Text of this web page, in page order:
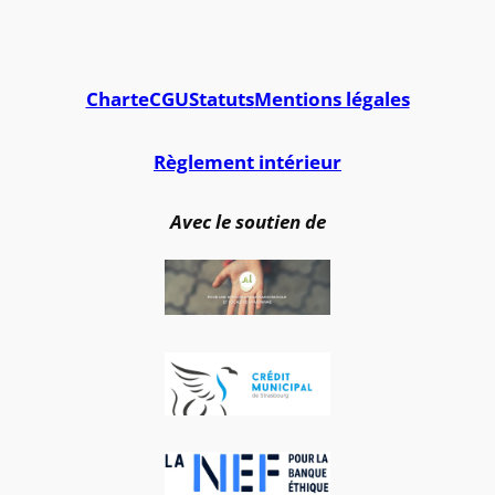
CharteCGUStatutsMentions légales
Règlement intérieur
Avec le soutien de